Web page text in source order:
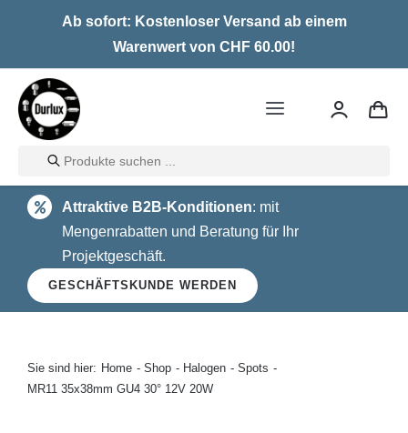
Ab sofort: Kostenloser Versand ab einem
Warenwert von CHF 60.00!
Toggle
Home
LED
Halogen
Glühlampen
Kontakt
Products
search
Attraktive B2B-Konditionen: mit
Mengenrabatten und Beratung für Ihr
Projektgeschäft.
GESCHÄFTSKUNDE WERDEN
Sie sind hier: Home Shop Halogen
Spots
MR11 35x38mm GU4 30° 12V 20W